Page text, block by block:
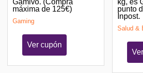
máxima de 125€)
Gaming
Ver cupón
punto
Inpost.
Salud &